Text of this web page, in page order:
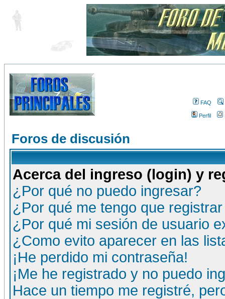
FAQ
Perfil
Foros de discusión
Acerca del ingreso (login) y
¿Por qué no puedo ingresar?
¿Por qué me tengo que
¿Por qué mi sesión de usuario
¿Como evito aparecer en las
¡He perdido mi contraseña!
¡Me he registrado y no puedo
Hace un tiempo me registré,